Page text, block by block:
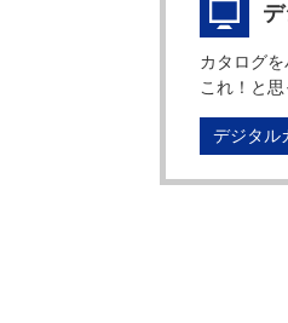
カタログ
これ！と
デジタル